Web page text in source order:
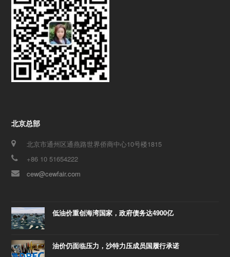
北京总部
北京市通州区通燕路世界侨商中心10号楼1815
+86 10 51654222
cew@cewfair.com
低油价重创海湾国家，政府债务达4900亿
油价仍面临压力，沙特力压成员国履行承诺